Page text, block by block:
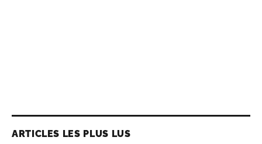
ARTICLES LES PLUS LUS